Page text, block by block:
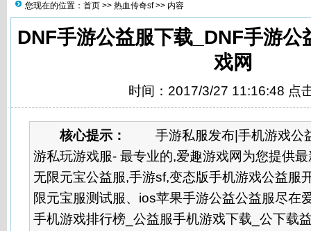
您现在的位置： 首页 >> 热血传奇sf>> 内容
DNF手游公益服下载_DNF手游公
戏网
时间：2017/3/27 11:16:48 点
核心提示：
手游私服发布|手机游戏公
游私玩游戏服- 最专业的,爱趣游戏网为您提供
无限元宝公益服,手游sf,变态版手机游戏公益服
限元宝服测试服、ios苹果手游公益公益服尽在
手机游戏排行榜_公益服手机游戏下载_公下载